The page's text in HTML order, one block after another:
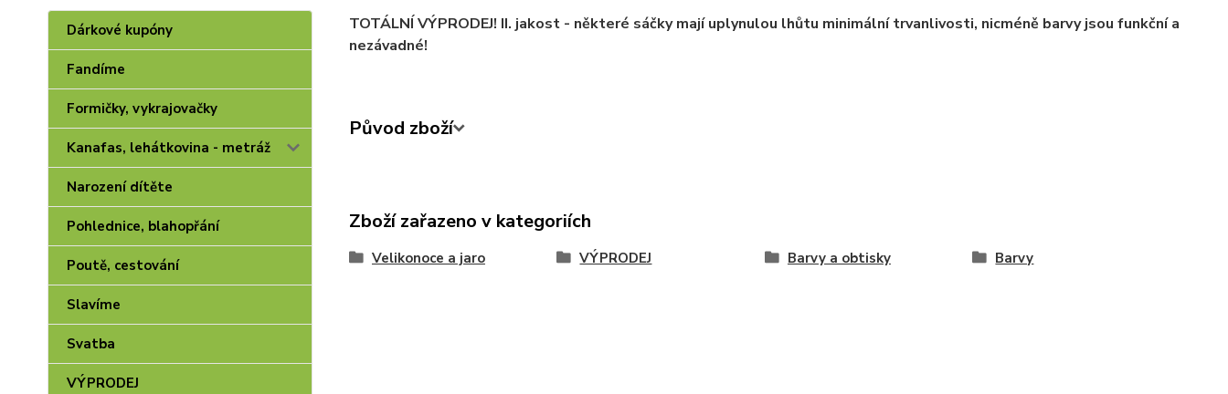
Dárkové kupóny
Fandíme
Formičky, vykrajovačky
Kanafas, lehátkovina - metráž
Narození dítěte
Pohlednice, blahopřání
Poutě, cestování
Slavíme
Svatba
VÝPRODEJ
TOTÁLNÍ VÝPRODEJ! II. jakost - některé sáčky mají uplynulou lhůtu minimální trvanlivosti, nicméně barvy jsou funkční a
nezávadné!
Původ zboží
Zboží zařazeno v kategoriích
Velikonoce a jaro VÝPRODEJ Barvy a obtisky Barvy